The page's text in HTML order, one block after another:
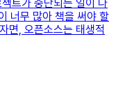
트가 중단되는 일이 다
너무 많아 책을 써야 할
면, 오픈소스는 태생적